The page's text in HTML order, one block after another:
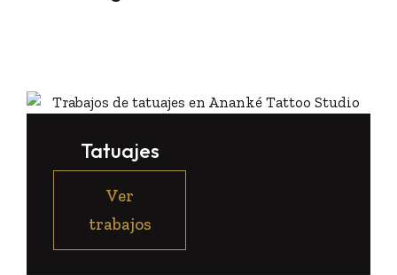
Tatuajes
Ver
trabajos